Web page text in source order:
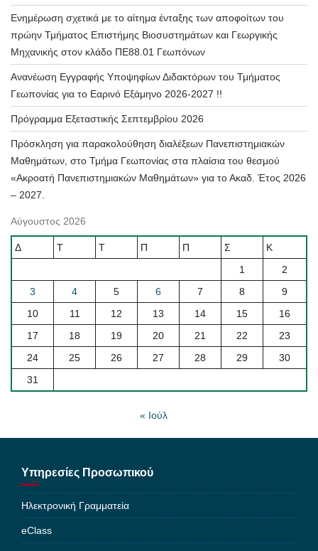
Ενημέρωση σχετικά με το αίτημα ένταξης των αποφοίτων του
πρώην Τμήματος Επιστήμης Βιοσυστημάτων και Γεωργικής
Μηχανικής στον κλάδο ΠΕ88.01 Γεωπόνων
Ανανέωση Εγγραφής Υποψηφίων Διδακτόρων του Τμήματος
Γεωπονίας για το Εαρινό Εξάμηνο 2026-2027 !!
Πρόγραμμα Εξεταστικής Σεπτεμβρίου 2026
Πρόσκληση για παρακολούθηση διαλέξεων Πανεπιστημιακών
Μαθημάτων, στο Τμήμα Γεωπονίας στα πλαίσια του θεσμού
«Ακροατή Πανεπιστημιακών Μαθημάτων» για το Ακαδ. Έτος 2026
– 2027.
Αύγουστος 2026
Δ Τ Τ Π Π Σ
Κ
1
2
3
4 5 6 7 8
9
10
11 12 13 14 15
16
17
18 19 20 21 22
23
24
25 26 27 28 29
30
31
« Ιούλ
Υπηρεσίες Προσωπικού
Ηλεκτρονική Γραμματεία
eClass